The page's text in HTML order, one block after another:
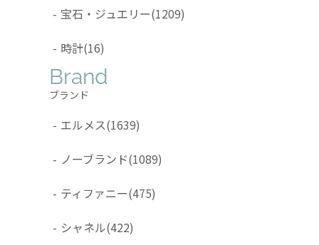
- 宝石・ジュエリー(1209)
- 時計(16)
Brand
ブランド
- エルメス(1639)
- ノーブランド(1089)
- ティファニー(475)
- シャネル(422)